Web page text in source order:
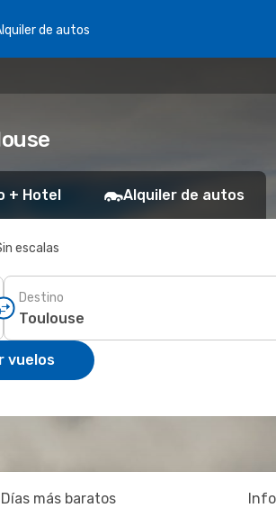
de autos
+ Hotel Alquiler de autos
escalas
Destino
vuelos
Días más baratos